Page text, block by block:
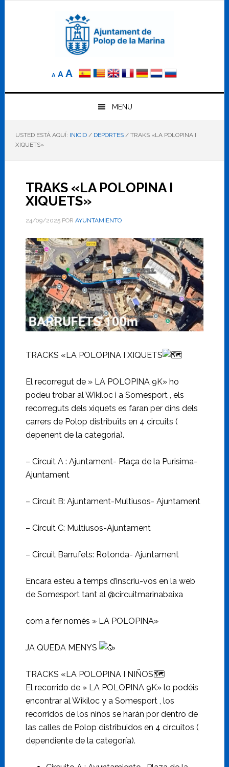
A
Reducir
elA Tamaño
AAumentar
el
tamaño
letra
MENU
USTED ESTÁ AQUÍ: INICIO / DEPORTES /TRAKS «LA POLOPINA I
XIQUETS»
TRAKS «LA POLOPINA I
XIQUETS»
24/09/2025POR AYUNTAMIENTO
TRACKS «LA POLOPINA I XIQUETS
El recorregut de » LA POLOPINA 9K» ho
podeu trobar al Wikiloc i a Somesport , els
recorreguts dels xiquets es faran per dins dels
carrers de Polop distribuïts en 4 circuits (
depenent de la categoria).
– Circuit A : Ajuntament- Plaça de la Purisima-
Ajuntament
– Circuit B: Ajuntament-Multiusos- Ajuntament
– Circuit C: Multiusos-Ajuntament
– Circuit Barrufets: Rotonda- Ajuntament
Encara esteu a temps d’inscriu-vos en la web
de Somesport tant al @circuitmarinabaixa
com a fer només » LA POLOPINA»
JA QUEDA MENYS
TRACKS «LA POLOPINA I NIÑOS🗺️
El recorrido de » LA POLOPINA 9K» lo podéis
encontrar al Wikiloc y a Somesport , los
recorridos de los niños se harán por dentro de
las calles de Polop distribuidos en 4 circuitos (
dependiente de la categoría).